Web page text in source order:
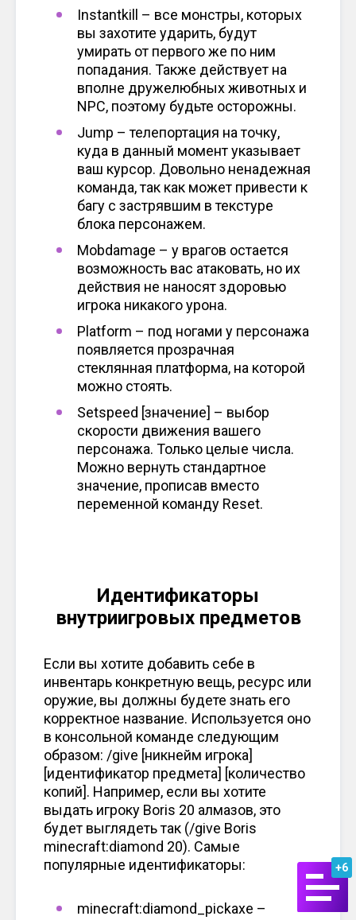
+6
Instantkill – все монстры, которых
вы захотите ударить, будут
умирать от первого же по ним
попадания. Также действует на
вполне дружелюбных животных и
NPC, поэтому будьте осторожны.
Jump – телепортация на точку,
куда в данный момент указывает
ваш курсор. Довольно ненадежная
команда, так как может привести к
багу с застрявшим в текстуре
блока персонажем.
Mobdamage – у врагов остается
возможность вас атаковать, но их
действия не наносят здоровью
игрока никакого урона.
Platform – под ногами у персонажа
появляется прозрачная
стеклянная платформа, на которой
можно стоять.
Setspeed [значение] – выбор
скорости движения вашего
персонажа. Только целые числа.
Можно вернуть стандартное
значение, прописав вместо
переменной команду Reset.
Идентификаторы
внутриигровых предметов
Если вы хотите добавить себе в
инвентарь конкретную вещь, ресурс или
оружие, вы должны будете знать его
корректное название. Используется оно
в консольной команде следующим
образом: /give [никнейм игрока]
[идентификатор предмета] [количество
копий]. Например, если вы хотите
выдать игроку Boris 20 алмазов, это
будет выглядеть так (/give Boris
minecraft:diamond 20). Самые
популярные идентификаторы:
minecraft:diamond_pickaxe –